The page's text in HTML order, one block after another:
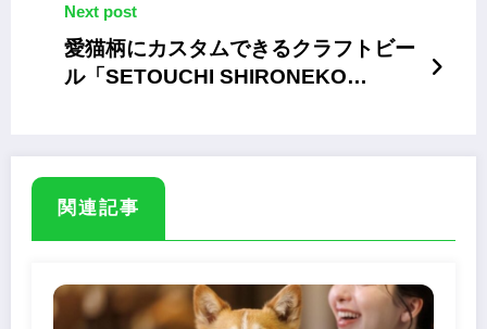
Next post
愛猫柄にカスタムできるクラフトビー
ル「SETOUCHI SHIRONEKO
関連記事